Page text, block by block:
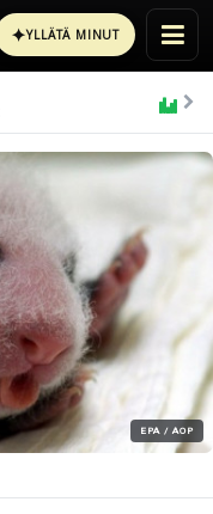
✦YLLÄTÄ MINUT
EPA / AOP